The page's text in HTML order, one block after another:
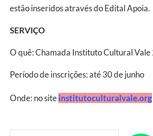
estão inseridos através do Edital Apoia.
SERVIÇO
O quê: Chamada Instituto Cultural Vale
Período de inscrições: até 30 de junho
Onde: no siteinstitutoculturalvale.org